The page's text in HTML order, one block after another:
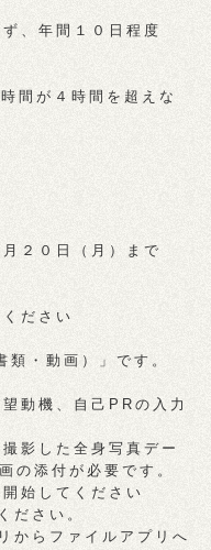
、年間１０日程度
間が４時間を超えな
２０日（月）まで
ださい
類・動画）」です。
動機、自己PRの入力
影した全身写真デー
の添付が必要です。
始してください
ださい。
からファイルアプリへ